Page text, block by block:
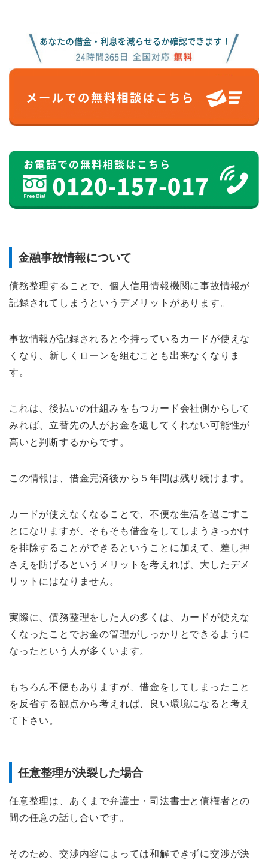
金融事故情報について
債務整理することで、個人信用情報機関に事故情報が
記録されてしまうというデメリットがあります。
事故情報が記録されると今持っているカードが使えな
くなり、新しくローンを組むことも出来なくなりま
す。
これは、後払いの仕組みをもつカード会社側からして
みれば、立替先の人がお金を返してくれない可能性が
高いと判断するからです。
この情報は、借金完済後から５年間は残り続けます。
カードが使えなくなることで、不便な生活を過ごすこ
とになりますが、そもそも借金をしてしまうきっかけ
を排除することができるということに加えて、差し押
さえを防げるというメリットを考えれば、大したデメ
リットにはなりません。
実際に、債務整理をした人の多くは、カードが使えな
くなったことでお金の管理がしっかりとできるように
なったという人が多くいます。
もちろん不便もありますが、借金をしてしまったこと
を反省する観点から考えれば、良い環境になると考え
て下さい。
任意整理が決裂した場合
任意整理は、あくまで弁護士・司法書士と債権者との
間の任意の話し合いです。
そのため、交渉内容によっては和解できずに交渉が決